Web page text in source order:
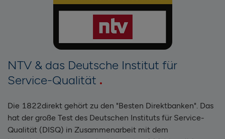
NTV & das Deutsche Institut für
Service-Qualität
Die 1822direkt gehört zu den "Besten Direktbanken". Das
hat der große Test des Deutschen Instituts für Service-
Qualität (DISQ) in Zusammenarbeit mit dem